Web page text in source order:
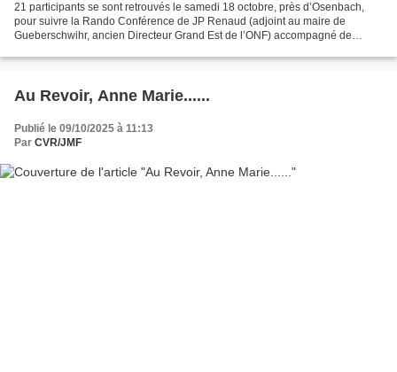
21 participants se sont retrouvés le samedi 18 octobre, près d’Osenbach,
pour suivre la Rando Conférence de JP Renaud (adjoint au maire de
Gueberschwihr, ancien Directeur Grand Est de l’ONF) accompagné de
Au Revoir, Anne Marie......
Publié le 09/10/2025 à 11:13
Par CVR/JMF